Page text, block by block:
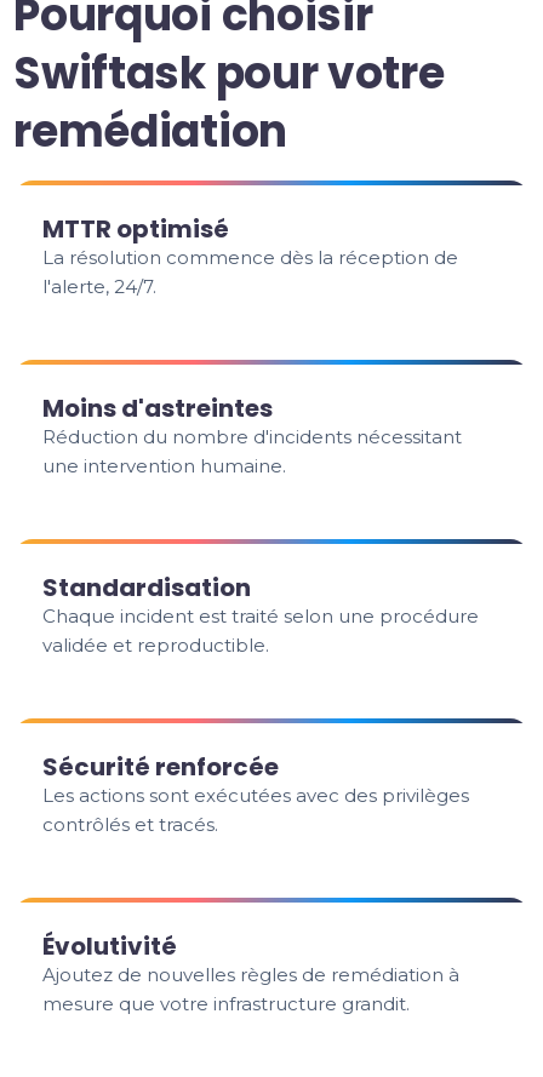
Pourquoi choisir
Swiftask pour votre
remédiation
MTTR optimisé
La résolution commence dès la réception de
l'alerte, 24/7.
Moins d'astreintes
Réduction du nombre d'incidents nécessitant
une intervention humaine.
Standardisation
Chaque incident est traité selon une procédure
validée et reproductible.
Sécurité renforcée
Les actions sont exécutées avec des privilèges
contrôlés et tracés.
Évolutivité
Ajoutez de nouvelles règles de remédiation à
mesure que votre infrastructure grandit.